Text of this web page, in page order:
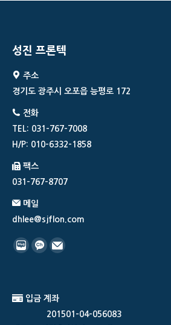
성진 프론텍
주소
경기도 광주시 오포읍 능평로 172
전화
TEL: 031-767-7008
H/P: 010-6332-1858
팩스
031-767-8707
메일
dhlee@sjflon.com
Find us on:
입금 계좌
201501-04-056083